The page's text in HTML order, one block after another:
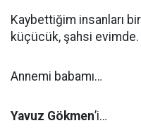
Kaybettiğim insanları
küçücük, şahsi evimde.
Annemi babamı…
Yavuz Gökmen’i…